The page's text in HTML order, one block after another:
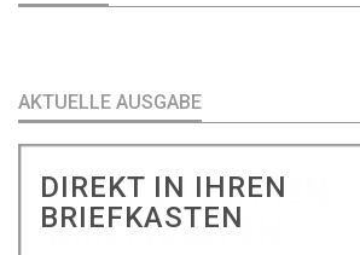
AKTUELLE AUSGABE
DIREKT IN IHREN
BRIEFKASTEN